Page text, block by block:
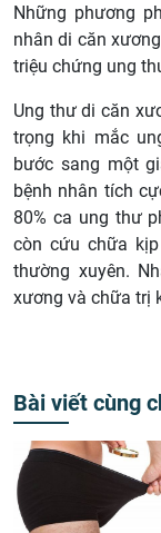
Những phương
nhân di căn
triệu chứng ung
Ung thư di căn
trọng khi mắc
bước sang một
bệnh nhân tích
80% ca ung thư
còn cứu chữa
thường xuyên.
xương và chữa trị
Bài viết cùng